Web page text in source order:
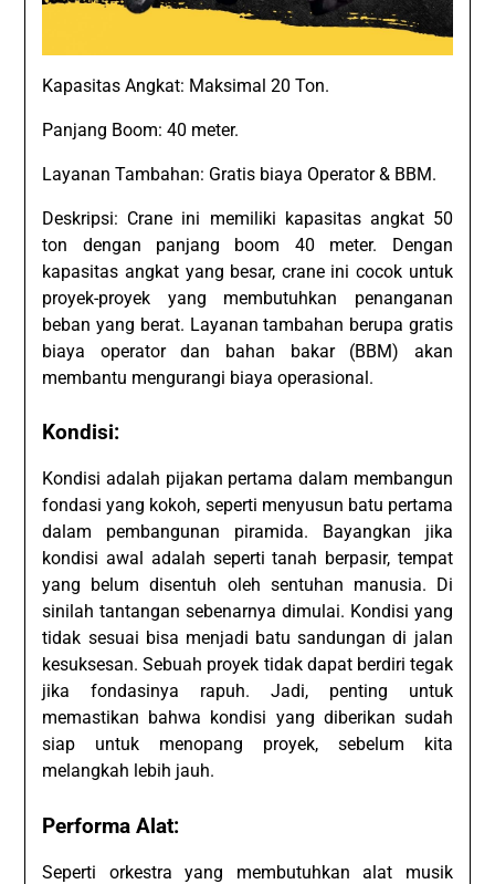
Kapasitas Angkat: Maksimal 20 Ton.
Panjang Boom: 40 meter.
Layanan Tambahan: Gratis biaya Operator & BBM.
Deskripsi: Crane ini memiliki kapasitas angkat 50
ton dengan panjang boom 40 meter. Dengan
kapasitas angkat yang besar, crane ini cocok untuk
proyek-proyek yang membutuhkan penanganan
beban yang berat. Layanan tambahan berupa gratis
biaya operator dan bahan bakar (BBM) akan
membantu mengurangi biaya operasional.
Kondisi:
Kondisi adalah pijakan pertama dalam membangun
fondasi yang kokoh, seperti menyusun batu pertama
dalam pembangunan piramida. Bayangkan jika
kondisi awal adalah seperti tanah berpasir, tempat
yang belum disentuh oleh sentuhan manusia. Di
sinilah tantangan sebenarnya dimulai. Kondisi yang
tidak sesuai bisa menjadi batu sandungan di jalan
kesuksesan. Sebuah proyek tidak dapat berdiri tegak
jika fondasinya rapuh. Jadi, penting untuk
memastikan bahwa kondisi yang diberikan sudah
siap untuk menopang proyek, sebelum kita
melangkah lebih jauh.
Performa Alat:
Seperti orkestra yang membutuhkan alat musik